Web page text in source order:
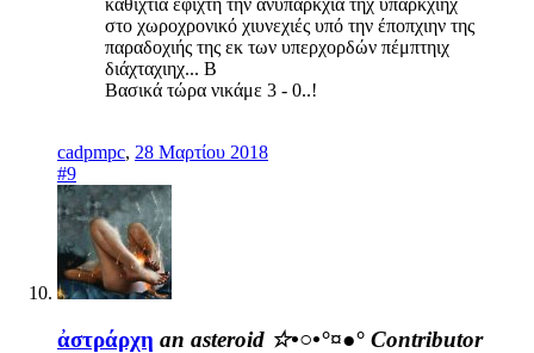
στο χωροχρονικό χιυνεχιές υπό την έποπχιην της
παραδοχιής της εκ των υπερχορδών πέμπτηιχ
διάχταχιηχ... Β
Βασικά τώρα νικάμε 3 - 0..!
cadpmpc, 28 Μαρτίου 2018
#9
ἀστράρχη an asteroid ☆•○•°¤●° Contributor